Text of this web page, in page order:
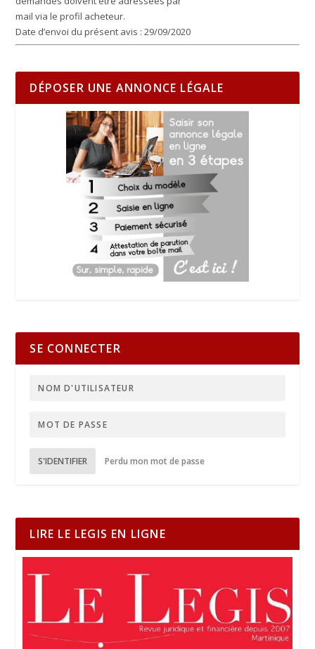
mail via le profil acheteur.
Date d’envoi du présent avis :29/09/2020
DÉPOSER UNE ANNONCE LÉGALE
SE CONNECTER
S'IDENTIFIER Perdu mon mot de passe
LIRE LE LEGIS EN LIGNE